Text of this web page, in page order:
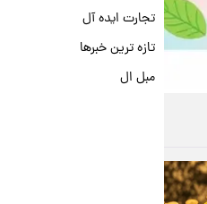
تجارت ایده آل
تازه ترین خبرها
مبل ال